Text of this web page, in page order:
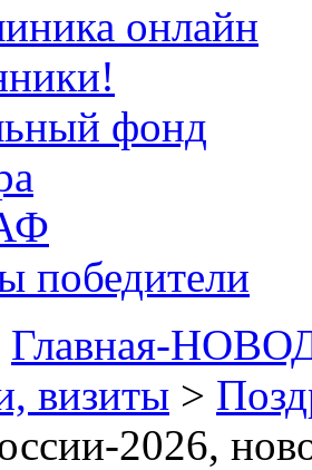
онлайн
фонд
победители
Главная-
визиты >
2026,